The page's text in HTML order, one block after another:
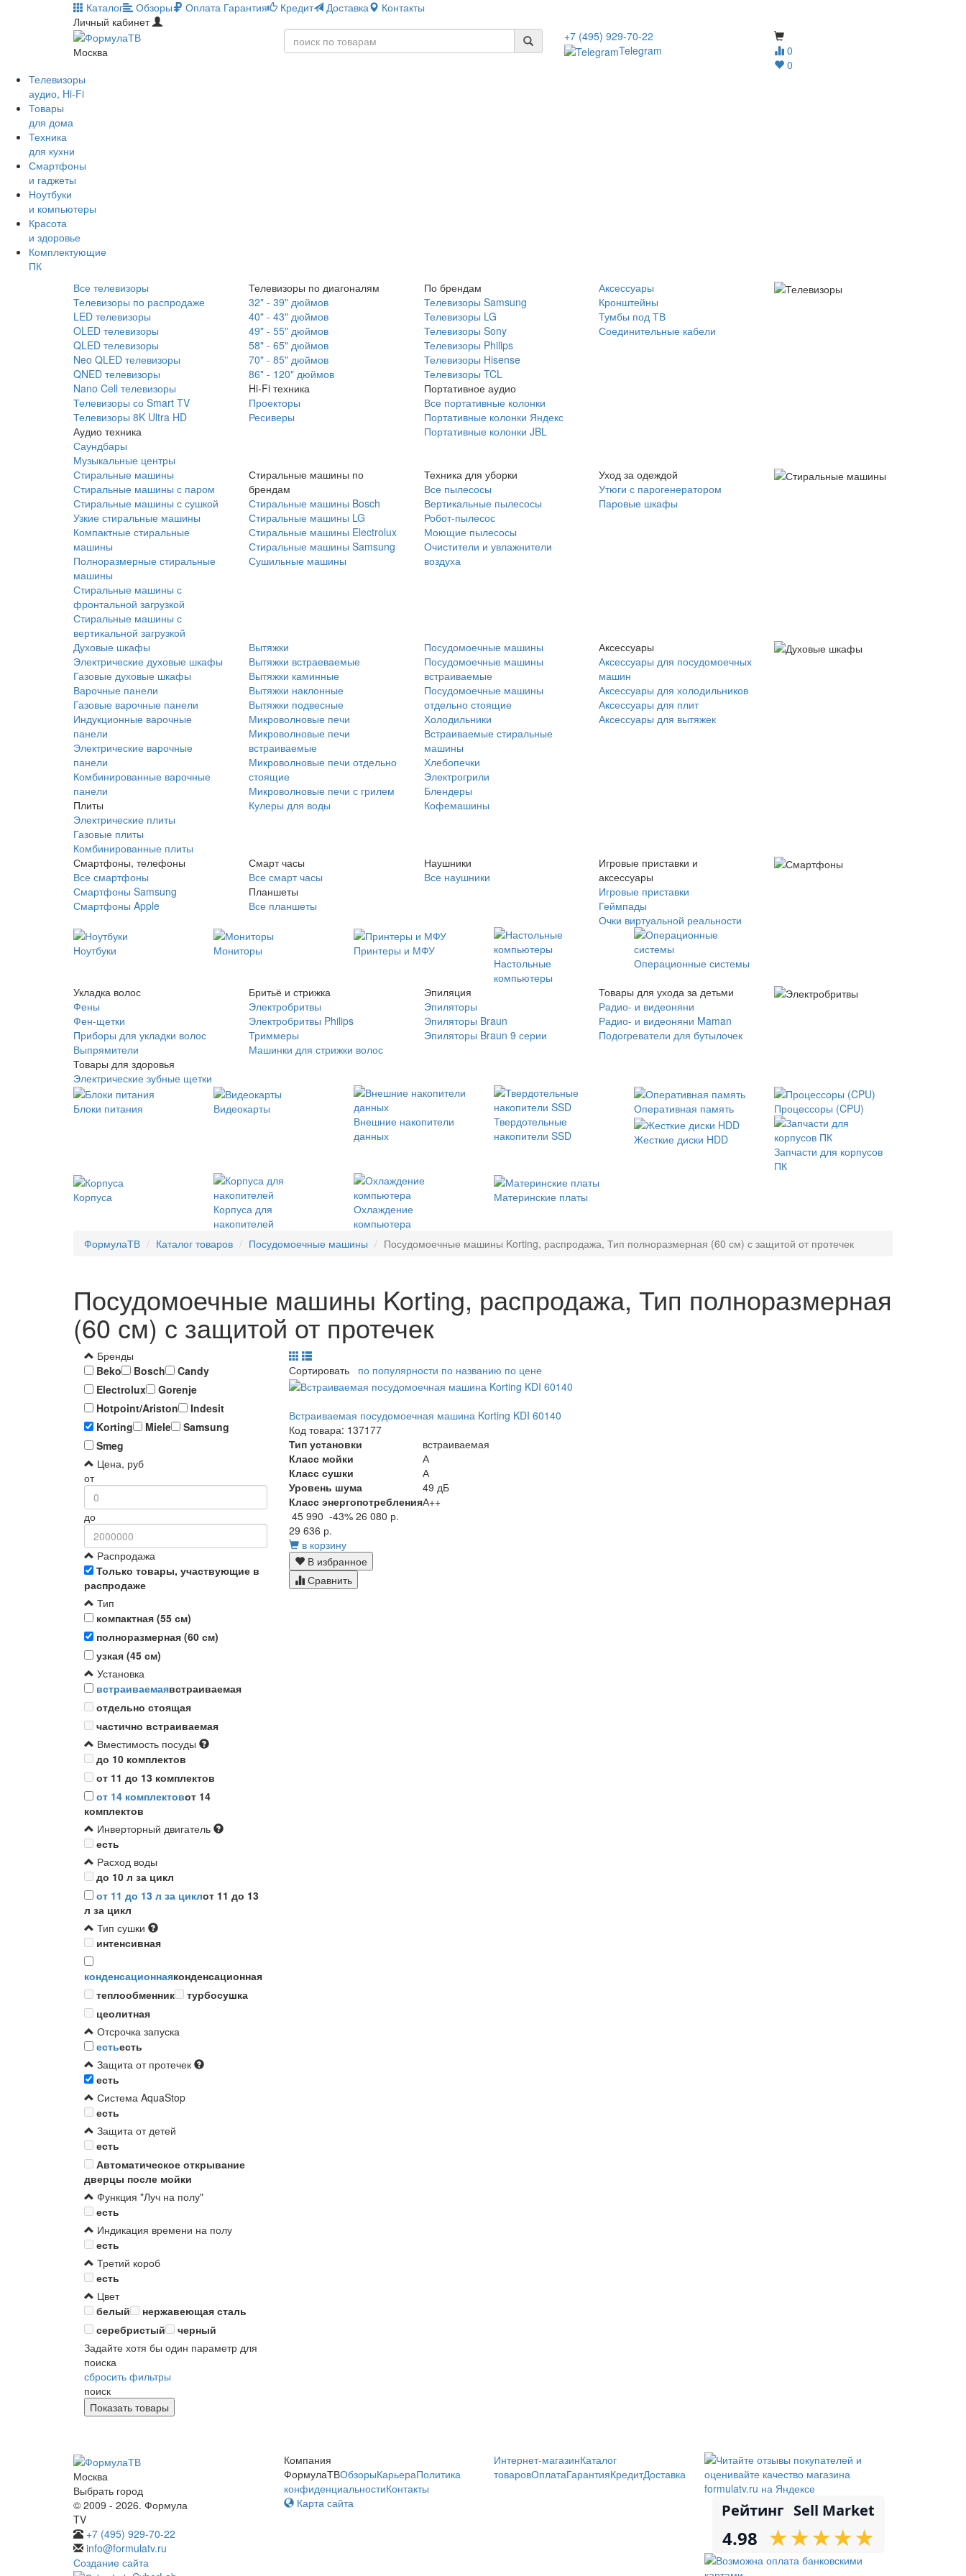
Каталог Обзоры Оплата Гарантия Кредит Доставка
Контакты
Личный кабинет
Москва
0
0
+7 (495) 929-70-22
Telegram
Телевизоры
аудио, Hi-Fi
Товары
для дома
Техника
для кухни
Смартфоны
и гаджеты
Ноутбуки
и компьютеры
Красота
и здоровье
Комплектующие
ПК
Все телевизоры
Телевизоры по распродаже
LED телевизоры
OLED телевизоры
QLED телевизоры
Neo QLED телевизоры
QNED телевизоры
Nano Cell телевизоры
Телевизоры со Smart TV
Телевизоры 8K Ultra HD
Аудио техника
Саундбары
Музыкальные центры
Телевизоры по диагоналям
32" - 39" дюймов
40" - 43" дюймов
49" - 55" дюймов
58" - 65" дюймов
70" - 85" дюймов
86" - 120" дюймов
Hi-Fi техника
Проекторы
Ресиверы
По брендам
Телевизоры Samsung
Телевизоры LG
Телевизоры Sony
Телевизоры Philips
Телевизоры Hisense
Телевизоры TCL
Портативное аудио
Все портативные колонки
Портативные колонки Яндекс
Портативные колонки JBL
Аксессуары
Кронштейны
Тумбы под ТВ
Соединительные кабели
Стиральные машины
Стиральные машины с паром
Стиральные машины с сушкой
Узкие стиральные машины
Компактные стиральные
машины
Полноразмерные стиральные
машины
Стиральные машины с
фронтальной загрузкой
Стиральные машины с
вертикальной загрузкой
Стиральные машины по
брендам
Стиральные машины Bosch
Стиральные машины LG
Стиральные машины Electrolux
Стиральные машины Samsung
Сушильные машины
Техника для уборки
Все пылесосы
Вертикальные пылесосы
Робот-пылесос
Моющие пылесосы
Очистители и увлажнители
воздуха
Уход за одеждой
Утюги с парогенератором
Паровые шкафы
Духовые шкафы
Электрические духовые шкафы
Газовые духовые шкафы
Варочные панели
Газовые варочные панели
Индукционные варочные
панели
Электрические варочные
панели
Комбинированные варочные
панели
Плиты
Электрические плиты
Газовые плиты
Комбинированные плиты
Вытяжки
Вытяжки встраеваемые
Вытяжки каминные
Вытяжки наклонные
Вытяжки подвесные
Микроволновые печи
Микроволновые печи
встраиваемые
Микроволновые печи отдельно
стоящие
Микроволновые печи с грилем
Кулеры для воды
Посудомоечные машины
Посудомоечные машины
встраиваемые
Посудомоечные машины
отдельно стоящие
Холодильники
Встраиваемые стиральные
машины
Хлебопечки
Электрогрили
Блендеры
Кофемашины
Аксессуары
Аксессуары для посудомоечных
машин
Аксессуары для холодильников
Аксессуары для плит
Аксессуары для вытяжек
Смартфоны, телефоны
Все смартфоны
Смартфоны Samsung
Смартфоны Apple
Смарт часы
Все смарт часы
Планшеты
Все планшеты
Наушники
Все наушники
Игровые приставки и
аксессуары
Игровые приставки
Геймпады
Очки виртуальной реальности
Ноутбуки Мониторы
Принтеры и МФУ
Настольные
компьютеры
Операционные системы
Укладка волос
Фены
Фен-щетки
Приборы для укладки волос
Выпрямители
Товары для здоровья
Электрические зубные щетки
Бритьё и стрижка
Электробритвы
Электробритвы Philips
Триммеры
Машинки для стрижки волос
Эпиляция
Эпиляторы
Эпиляторы Braun
Эпиляторы Braun 9 серии
Товары для ухода за детьми
Радио- и видеоняни
Радио- и видеоняни Maman
Подогреватели для бутылочек
Блоки питания
Видеокарты
Внешние накопители
данных
Твердотельные
накопители SSD
Оперативная память Процессоры (CPU)
Жесткие диски HDD
Запчасти для корпусов
ПК
Корпуса
Корпуса для
накопителей
Охлаждение
компьютера
Материнские платы
ФормулаТВ Каталог товаров Посудомоечные машины Посудомоечные машины Korting, распродажа, Тип полноразмерная (60 см) с защитой от протечек
Посудомоечные машины Korting, распродажа, Тип полноразмерная
(60 см) с защитой от протечек
Бренды
Beko
Bosch
Candy
Electrolux
Gorenje
Hotpoint/Ariston
Indesit
Korting
Miele
Samsung
Smeg
Цена, руб
от
до
Распродажа
Только товары, участвующие в
распродаже
Тип
компактная (55 см)
полноразмерная (60 см)
узкая (45 см)
Установка
встраиваемаявстраиваемая
отдельно стоящая
частично встраиваемая
Вместимость посуды
до 10 комплектов
от 11 до 13 комплектов
от 14 комплектовот 14
комплектов
Инверторный двигатель
есть
Расход воды
до 10 л за цикл
от 11 до 13 л за циклот 11 до 13
л за цикл
Тип сушки
интенсивная
конденсационнаяконденсационная
теплообменник
турбосушка
цеолитная
Отсрочка запуска
естьесть
Защита от протечек
есть
Система AquaStop
есть
Защита от детей
есть
Автоматическое открывание
дверцы после мойки
Функция "Луч на полу"
есть
Индикация времени на полу
есть
Третий короб
есть
Цвет
белый
нержавеющая сталь
серебристый
черный
Задайте хотя бы один параметр для
поиска
сбросить фильтры
поиск
Сортировать по популярности по названию по цене
Встраиваемая посудомоечная машина Korting KDI 60140
Код товара: 137177
Тип установки
встраиваемая
Класс мойки
А
Класс сушки
А
Уровень шума
49 дБ
Класс энергопотребленияА++
45 990 -43% 26 080 р.
29 636 р.
в корзину
В избранное
Сравнить
Москва
Выбрать город
© 2009 - 2026. Формула
TV
+7 (495) 929-70-22
info@formulatv.ru
Создание сайта
Компания
ФормулаТВОбзорыКарьераПолитика
конфиденциальностиКонтакты
Интернет-магазинКаталог
товаровОплатаГарантияКредитДоставка
Карта сайта
Рейтинг Sell Market
4.98 ★
★★
★★
★★
★★
★